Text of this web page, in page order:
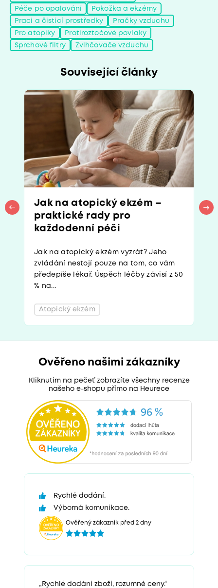
Péče po opalování Pokožka a ekzémy
Prací a čisticí prostředky Pračky vzduchu
Pro atopiky Protiroztočové povlaky
Sprchové filtry Zvlhčovače vzduchu
Související články
Jak na atopický ekzém –
praktické rady pro
každodenní péči
Jak na atopický ekzém vyzrát? Jeho
zvládání nestojí pouze na tom, co vám
předepíše lékař. Úspěch léčby závisí z 50
% na...
Atopický ekzém
Ověřeno našimi zákazníky
Kliknutím na pečeť zobrazíte všechny recenze
našeho e-shopu přímo na Heurece
Rychlé dodání.
Výborná komunikace.
Ověřený zákazník před 2 dny
„Rychlé dodání zboží, rozumné ceny.“